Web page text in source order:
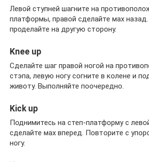
Левой ступней шагните на
платформы, правой сделайте мах
проделайте на другую сторону.
Knee up
Сделайте шаг правой ногой на
стэпа, левую ногу согните в колене и
животу. Выполняйте поочередно.
Kick up
Поднимитесь на степ-платформу с
сделайте мах вперед. Повторите с
ногу.